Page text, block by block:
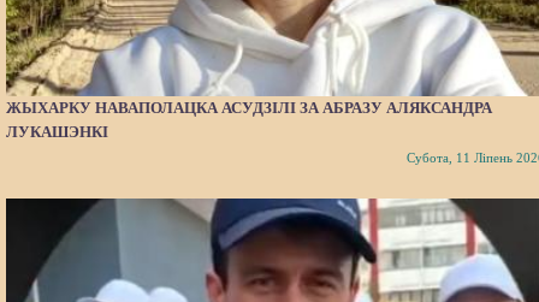
ЖЫХАРКУ НАВАПОЛАЦКА АСУДЗІЛІ ЗА АБРАЗУ АЛЯКСАНДРА
ЛУКАШЭНКІ
Субота, 11 Ліпень